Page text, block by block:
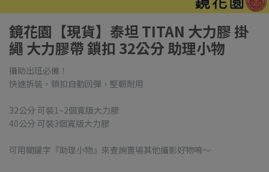
鏡花園【現貨】泰坦 TITAN 大力膠 掛
繩 大力膠帶 鎖扣 32公分 助理小物
攝助出班必備！
快速拆裝，鎖扣自動回彈，堅韌耐用
32公分 可裝1~2個寬版大力膠
40公分 可裝3個寬版大力膠
可用關鍵字『助理小物』來查詢賣場其他攝影好物唷～